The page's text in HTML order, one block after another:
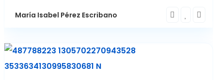
María Isabel Pérez Escribano